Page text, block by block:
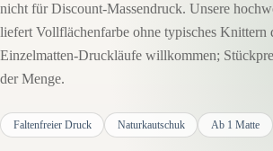
nicht für Discount-Massendruck. Unsere
liefert Vollflächenfarbe ohne typisches Knittern
Einzelmatten-Druckläufe willkommen;
der Menge.
Faltenfreier Druck Naturkautschuk Ab 1 Matte